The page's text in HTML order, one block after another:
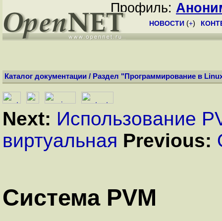
Профиль:
НОВОСТИ (+)
Каталог документации / Раздел "Программирование в
Next: Использование
виртуальная Previous:
Система PVM